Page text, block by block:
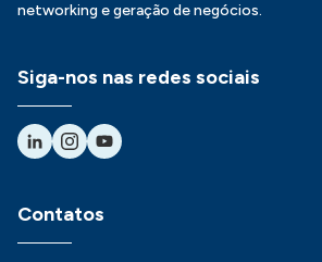
networking e geração de negócios.
Siga-nos nas redes sociais
Contatos